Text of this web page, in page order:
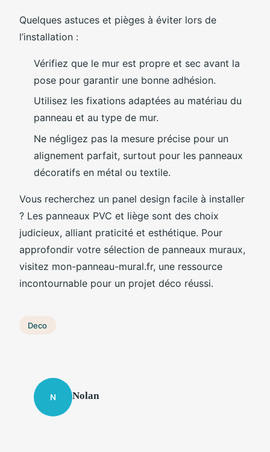
Quelques astuces et pièges à éviter lors de
l’installation :
Vérifiez que le mur est propre et sec avant la
pose pour garantir une bonne adhésion.
Utilisez les fixations adaptées au matériau du
panneau et au type de mur.
Ne négligez pas la mesure précise pour un
alignement parfait, surtout pour les panneaux
décoratifs en métal ou textile.
Vous recherchez un panel design facile à installer
? Les panneaux PVC et liège sont des choix
judicieux, alliant praticité et esthétique. Pour
approfondir votre sélection de panneaux muraux,
visitez mon-panneau-mural.fr, une ressource
incontournable pour un projet déco réussi.
Deco
N Nolan